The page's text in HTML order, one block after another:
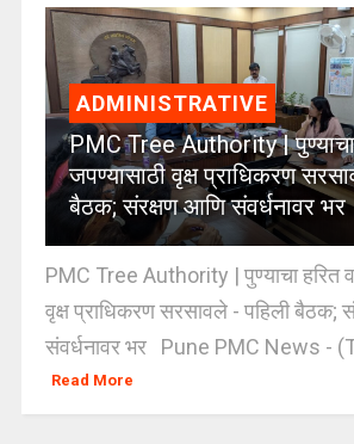
ADMINISTRATIVE
PMC Tree Authority | पुण्याचा
जपण्यासाठी वृक्ष प्राधिकरण
बैठक; संरक्षण आणि संवर्धनावर भर
PMC Tree Authority | पुण्याचा हरित
वृक्ष प्राधिकरण सरसावले - पहिली बैठक;
संवर्धनावर भर Pune PMC News -
Read More